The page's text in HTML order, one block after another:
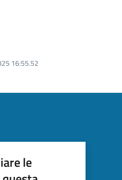
16:55.52
le